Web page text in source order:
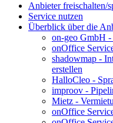
Anbieter freischalten/
Service nutzen
Überblick über die
on-geo GmbH
onOffice
shadowmap -
erstellen
HalloCleo -
improov -
Mietz -
onOffice